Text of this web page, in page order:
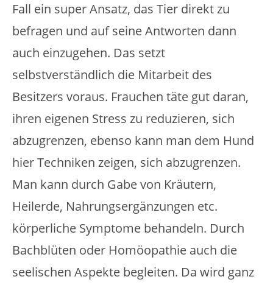
Fall ein super Ansatz, das Tier direkt zu
befragen und auf seine Antworten dann
auch einzugehen. Das setzt
selbstverständlich die Mitarbeit des
Besitzers voraus. Frauchen täte gut daran,
ihren eigenen Stress zu reduzieren, sich
abzugrenzen, ebenso kann man dem Hund
hier Techniken zeigen, sich abzugrenzen.
Man kann durch Gabe von Kräutern,
Heilerde, Nahrungsergänzungen etc.
körperliche Symptome behandeln. Durch
Bachblüten oder Homöopathie auch die
seelischen Aspekte begleiten. Da wird ganz